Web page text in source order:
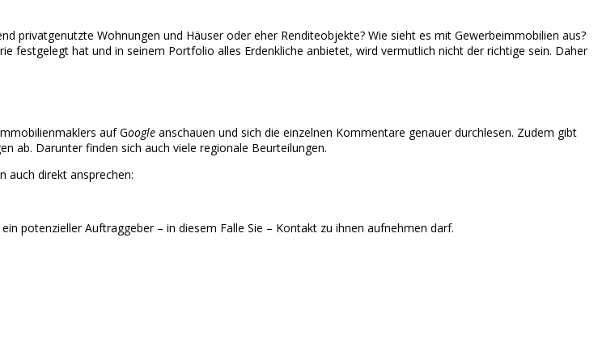
privatgenutzte Wohnungen und Häuser oder eher Renditeobjekte? Wie sieht es mit Gewerbeimmobilien aus?
festgelegt hat und in seinem Portfolio alles Erdenkliche anbietet, wird vermutlich nicht der richtige sein. Daher
auf Google anschauen und sich die einzelnen Kommentare genauer durchlesen. Zudem gibt
ab. Darunter finden sich auch viele regionale Beurteilungen.
auch direkt ansprechen:
potenzieller Auftraggeber – in diesem Falle Sie – Kontakt zu ihnen aufnehmen darf.